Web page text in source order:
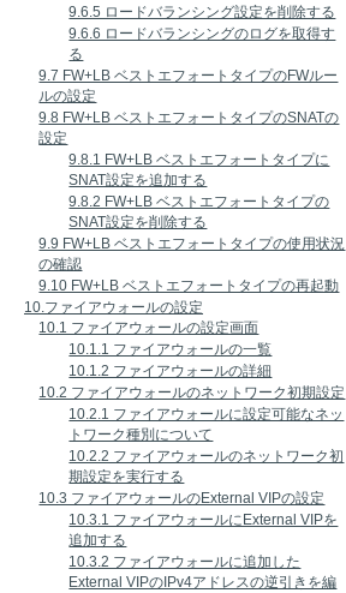
9.6.5 ロードバランシング設定を削除する
9.6.6 ロードバランシングのログを取得す
る
9.7 FW+LB ベストエフォートタイプのFWルー
ルの設定
9.8 FW+LB ベストエフォートタイプのSNATの
設定
9.8.1 FW+LB ベストエフォートタイプに
SNAT設定を追加する
9.8.2 FW+LB ベストエフォートタイプの
SNAT設定を削除する
9.9 FW+LB ベストエフォートタイプの使用状況
の確認
9.10 FW+LB ベストエフォートタイプの再起動
10.ファイアウォールの設定
10.1 ファイアウォールの設定画面
10.1.1 ファイアウォールの一覧
10.1.2 ファイアウォールの詳細
10.2 ファイアウォールのネットワーク初期設定
10.2.1 ファイアウォールに設定可能なネッ
トワーク種別について
10.2.2 ファイアウォールのネットワーク初
期設定を実行する
10.3 ファイアウォールのExternal VIPの設定
10.3.1 ファイアウォールにExternal VIPを
追加する
10.3.2 ファイアウォールに追加した
External VIPのIPv4アドレスの逆引きを編